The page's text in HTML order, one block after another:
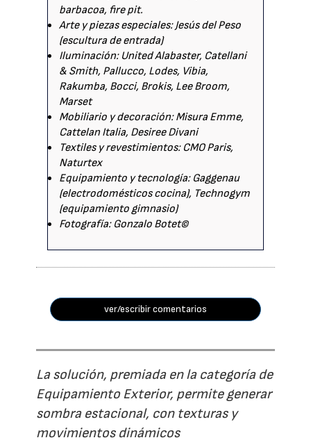
barbacoa, fire pit.
Arte y piezas especiales: Jesús del Peso
(escultura de entrada)
Iluminación: United Alabaster, Catellani
& Smith, Pallucco, Lodes, Vibia,
Rakumba, Bocci, Brokis, Lee Broom,
Marset
Mobiliario y decoración: Misura Emme,
Cattelan Italia, Desiree Divani
Textiles y revestimientos: CMO Paris,
Naturtex
Equipamiento y tecnología: Gaggenau
(electrodomésticos cocina), Technogym
(equipamiento gimnasio)
Fotografía: Gonzalo Botet©
ver/escribir comentarios
La solución, premiada en la categoría de
Equipamiento Exterior, permite generar
sombra estacional, con texturas y
movimientos dinámicos